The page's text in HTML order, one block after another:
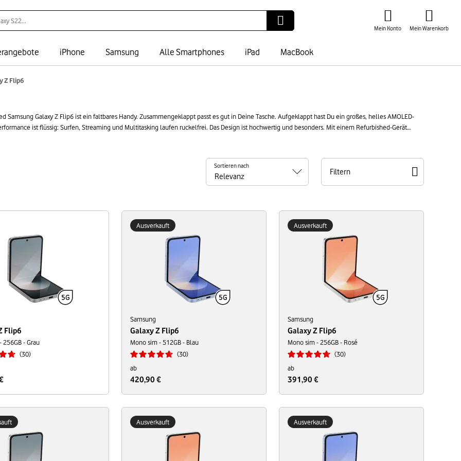
Mein Konto Mein Warenkorb
iPhone Samsung Alle Smartphones iPad MacBook
Z Flip6
Galaxy Z Flip6 ist ein faltbares Handy. Zusammengeklappt passt es gut in Deine Tasche. Aufgeklappt hast Du ein großes, helles AMOLED-
ist flüssig: Surfen, Streaming und Multitasking laufen ruckelfrei. Das Design ist hochwertig und besonders. Mit einem Refurbished-Gerät
Sortieren nach
Filtern
Flip6
256GB - Grau
30
Ausverkauft
Samsung
Galaxy Z Flip6
Mono sim - 512GB - Blau
30
ab
420,90 €
Ausverkauft
Samsung
Galaxy Z Flip6
Mono sim - 256GB - Rosé
30
ab
391,90 €
Ausverkauft Ausverkauft